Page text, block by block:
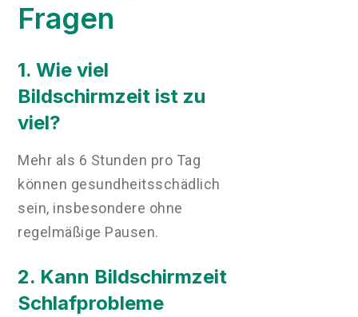
Fragen
1. Wie viel
Bildschirmzeit ist zu
viel?
Mehr als 6 Stunden pro Tag
können gesundheitsschädlich
sein, insbesondere ohne
regelmäßige Pausen.
2. Kann Bildschirmzeit
Schlafprobleme